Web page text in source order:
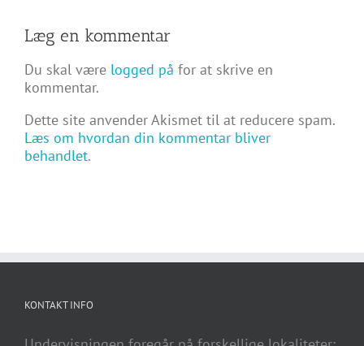
Læg en kommentar
Du skal være logged på for at skrive en
kommentar.
Dette site anvender Akismet til at reducere spam.
Læs om hvordan din kommentar bliver
behandlet.
KONTAKT INFO